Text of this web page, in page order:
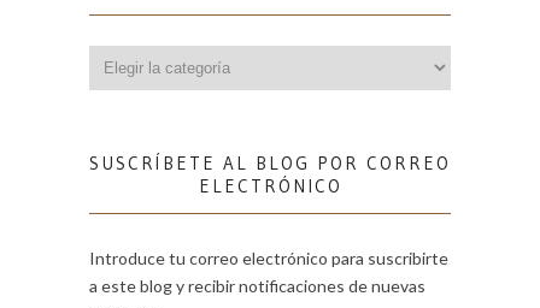
SUSCRÍBETE AL BLOG POR CORREO
ELECTRÓNICO
Introduce tu correo electrónico para suscribirte
a este blog y recibir notificaciones de nuevas